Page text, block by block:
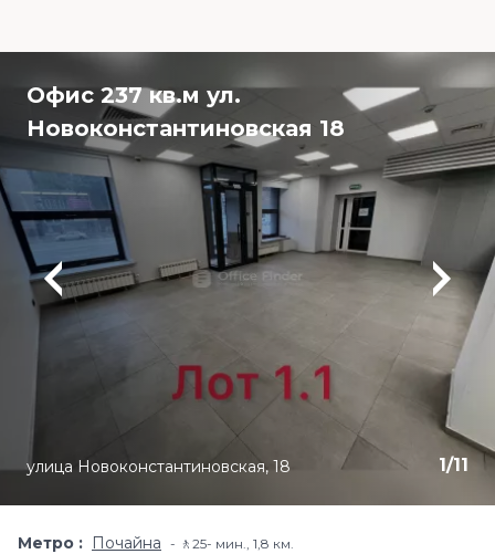
Офис 237 кв.м ул.
Новоконстантиновская 18
1/11
улица Новоконстантиновская, 18
Метро Почайна 🚶25- мин​., 1,8 км.